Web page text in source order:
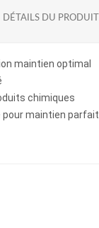
DÉTAILS DU PRODUIT
maintien optimal
chimiques
pour maintien parfait